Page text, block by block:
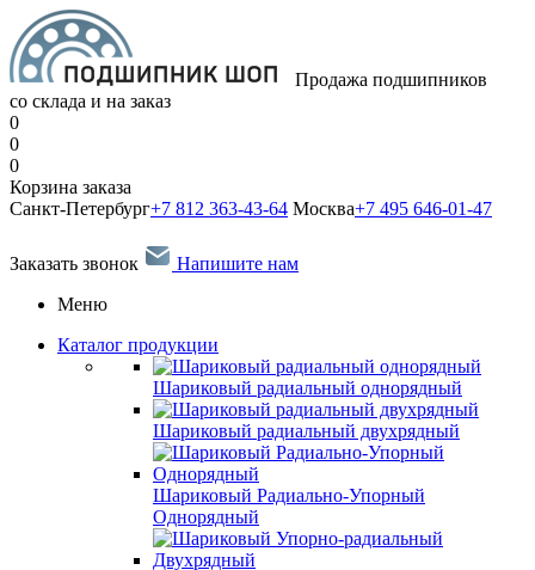
Продажа подшипников
со склада и на заказ
0
0
0
Корзина заказа
Санкт-Петербург+7 812 363-43-64 Москва+7 495 646-01-47
Заказать звонок
Напишите нам
Меню
Каталог продукции
Шариковый радиальный однорядный
Шариковый радиальный двухрядный
Шариковый Радиально-Упорный
Однорядный